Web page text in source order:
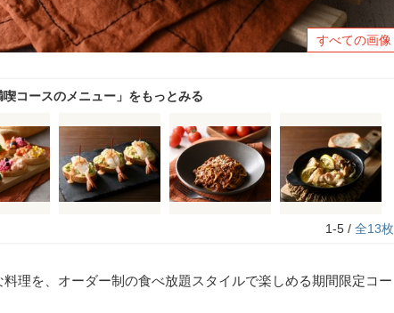
すべての画像
喫コースのメニュー」をもっとみる
1-5 / 全13枚
理を、オーダー制の食べ放題スタイルで楽しめる期間限定コー